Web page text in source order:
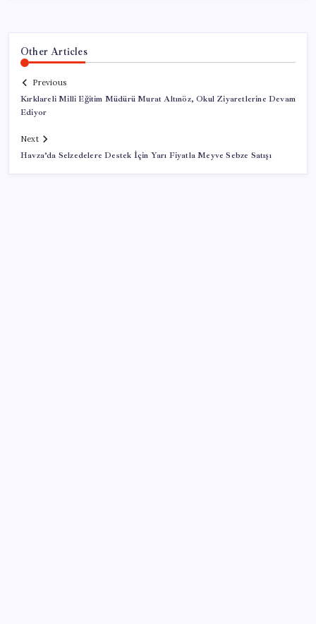
Other Articles
Previous
Kırklareli Milli Eğitim Müdürü Murat Altınöz, Okul Ziyaretlerine Devam
Ediyor
Next
Havza’da Selzedelere Destek İçin Yarı Fiyatla Meyve Sebze Satışı